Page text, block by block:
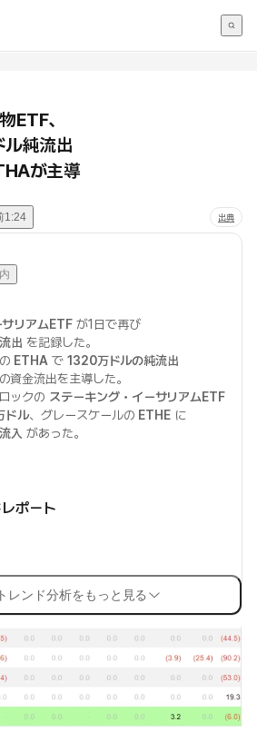
ETF、
ル純流出
が主導
1:24 出典
サリアムETFが1日で再び
出 を記録した。
ETHA で 1320万ドルの純流出
資金流出を主導した。
ックの ステーキング・イーサリアムETF
ドル、グレースケールの ETHE に
入 があった。
ポート
レンド分析をもっと見る